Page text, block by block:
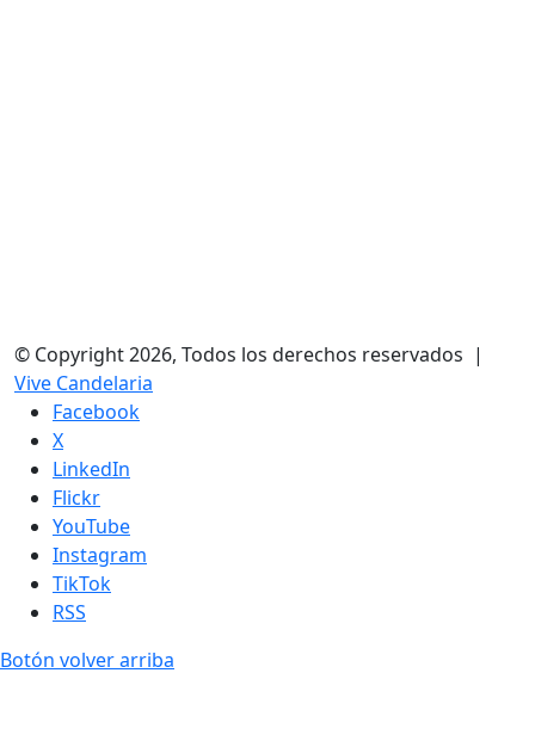
© Copyright 2026, Todos los derechos reservados |
Vive Candelaria
Facebook
X
LinkedIn
Flickr
YouTube
Instagram
TikTok
RSS
Botón volver arriba